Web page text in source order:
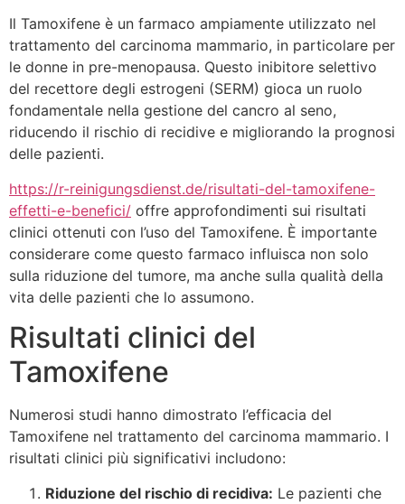
Il Tamoxifene è un farmaco ampiamente utilizzato nel
trattamento del carcinoma mammario, in particolare per
le donne in pre-menopausa. Questo inibitore selettivo
del recettore degli estrogeni (SERM) gioca un ruolo
fondamentale nella gestione del cancro al seno,
riducendo il rischio di recidive e migliorando la prognosi
delle pazienti.
https://r-reinigungsdienst.de/risultati-del-tamoxifene-
effetti-e-benefici/ offre approfondimenti sui risultati
clinici ottenuti con l’uso del Tamoxifene. È importante
considerare come questo farmaco influisca non solo
sulla riduzione del tumore, ma anche sulla qualità della
vita delle pazienti che lo assumono.
Risultati clinici del
Tamoxifene
Numerosi studi hanno dimostrato l’efficacia del
Tamoxifene nel trattamento del carcinoma mammario. I
risultati clinici più significativi includono:
Riduzione del rischio di recidiva: Le pazienti che